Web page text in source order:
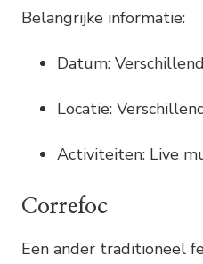
Belangrijke informatie:
Datum:
Locatie:
Activiteiten: Live
Correfoc
Een ander traditioneel